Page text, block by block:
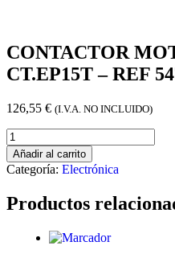
CONTACTOR
CT.EP15T – REF
126,55 € (I.V.A. NO INCLUIDO)
Añadir al carrito
Categoría: Electrónica
Productos